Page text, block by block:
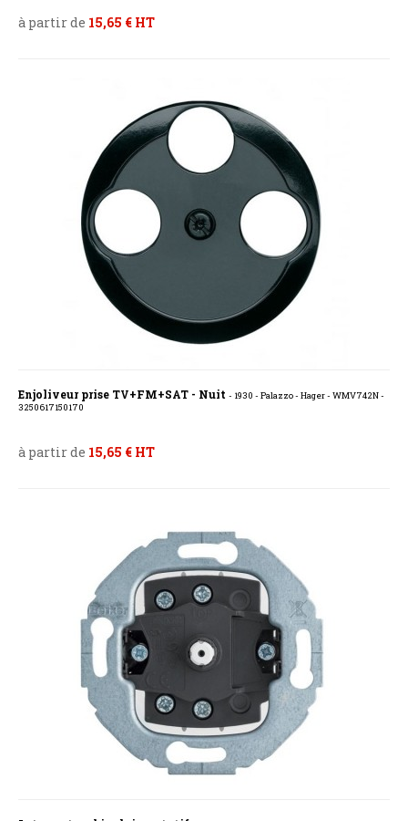
à partir de 15,65 € HT
Enjoliveur prise TV+FM+SAT - Nuit - 1930 - Palazzo - Hager - WMV742N -
3250617150170
à partir de 15,65 € HT